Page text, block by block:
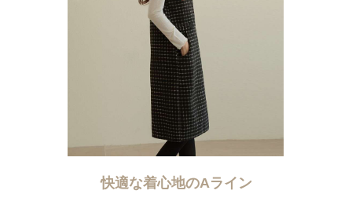
快適な着心地のAライン